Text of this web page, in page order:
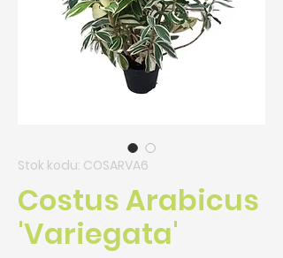
Stok kodu: COSARVA6
Costus Arabicus
'Variegata'